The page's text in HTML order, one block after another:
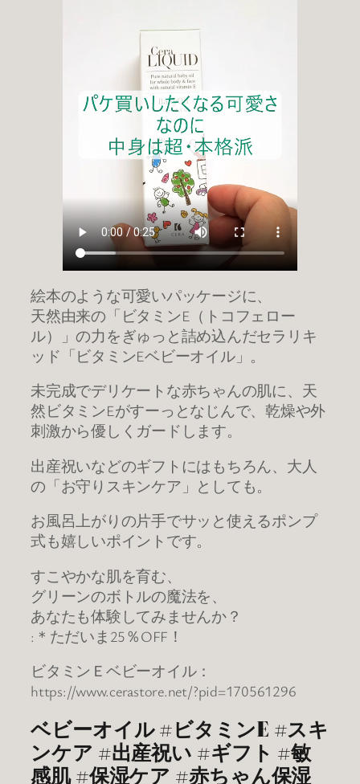
絵本のような可愛いパッケージに、
天然由来の「ビタミンE（トコフェロー
ル）」の力をぎゅっと詰め込んだセラリキ
ッド「ビタミンEベビーオイル」。
未完成でデリケートな赤ちゃんの肌に、天
然ビタミンEがすーっとなじんで、乾燥や外
刺激から優しくガードします。
出産祝いなどのギフトにはもちろん、大人
の「お守りスキンケア」としても。
お風呂上がりの片手でサッと使えるポンプ
式も嬉しいポイントです。
すこやかな肌を育む、
グリーンのボトルの魔法を、
あなたも体験してみませんか？
:＊ただいま25％OFF！
ビタミンＥベビーオイル：
https://www.cerastore.net/?pid=170561296
ベビーオイル #ビタミンE #スキ
ンケア #出産祝い #ギフト #敏
感肌 #保湿ケア #赤ちゃん保湿